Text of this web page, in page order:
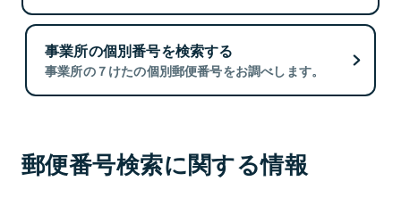
事業所の個別番号を検索する
事業所の７けたの個別郵便番号をお調べします。
郵便番号検索に関する情報